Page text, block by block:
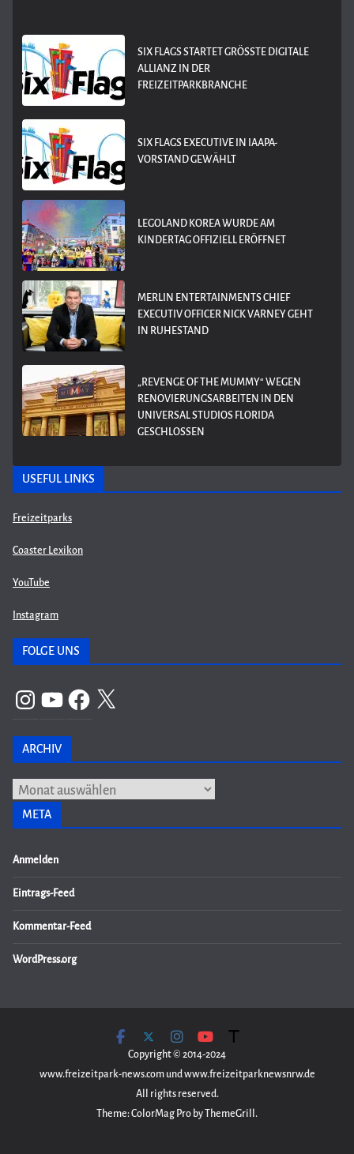
SIX FLAGS STARTET GRÖSSTE DIGITALE A
LLIANZ IN DER F
REIZEITPARKBRANCHE
SIX FLAGS EXECUTIVE IN IAAPA-
VORSTAND GEWÄHLT
LEGOLAND KOREA WURDE AM
KINDERTAG OFFIZIELL ERÖFFNET
MERLIN ENTERTAINMENTS CHIEF
EXECUTIV OFFICER NICK VARNEY GEHT
IN RUHESTAND
„REVENGE OF THE MUMMY“ WEGEN
RENOVIERUNGSARBEITEN IN DEN
UNIVERSAL STUDIOS FLORIDA
GESCHLOSSEN
USEFUL LINKS
Freizeitparks
Coaster Lexikon
YouTube
Instagram
FOLGE UNS
InstagramYouTubeFacebook
X
ARCHIV
Archiv
META
Anmelden
Eintrags-Feed
Kommentar-Feed
WordPress.org
Copyright © 2014-2024
www.freizeitpark-news.com und www.freizeitparknewsnrw.de
All rights reserved.
Theme: ColorMag Pro by ThemeGrill.